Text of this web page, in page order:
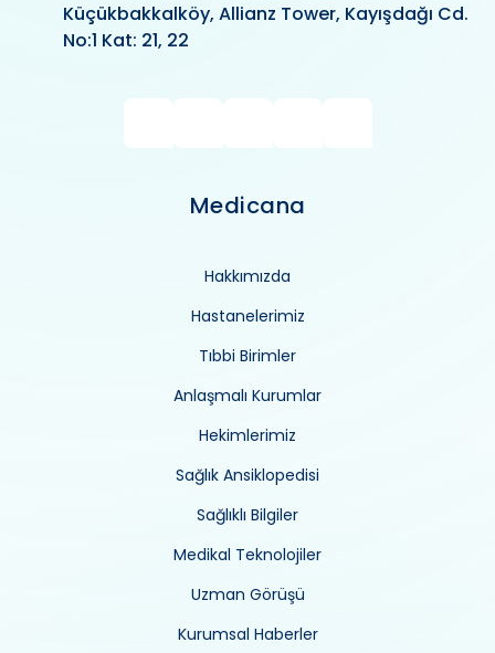
Küçükbakkalköy, Allianz Tower, Kayışdağı Cd.
No:1 Kat: 21, 22
Medicana
Hakkımızda
Hastanelerimiz
Tıbbi Birimler
Anlaşmalı Kurumlar
Hekimlerimiz
Sağlık Ansiklopedisi
Sağlıklı Bilgiler
Medikal Teknolojiler
Uzman Görüşü
Kurumsal Haberler